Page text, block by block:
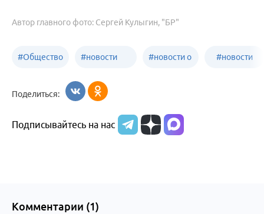
Автор главного фото: Сергей Кулыгин, "БР"
#Общество #новости
образования
#новости о
Алтайского
#новости
Поделиться:
Подписывайтесь на нас
Комментарии (1)